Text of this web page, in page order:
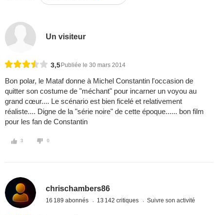
Un visiteur
3,5 Publiée le 30 mars 2014
Bon polar, le Mataf donne à Michel Constantin l'occasion de
quitter son costume de "méchant" pour incarner un voyou au
grand cœur.... Le scénario est bien ficelé et relativement
réaliste.... Digne de la "série noire" de cette époque...... bon film
pour les fan de Constantin
3 0
chrischambers86
16 189 abonnés 13 142 critiques Suivre son activité